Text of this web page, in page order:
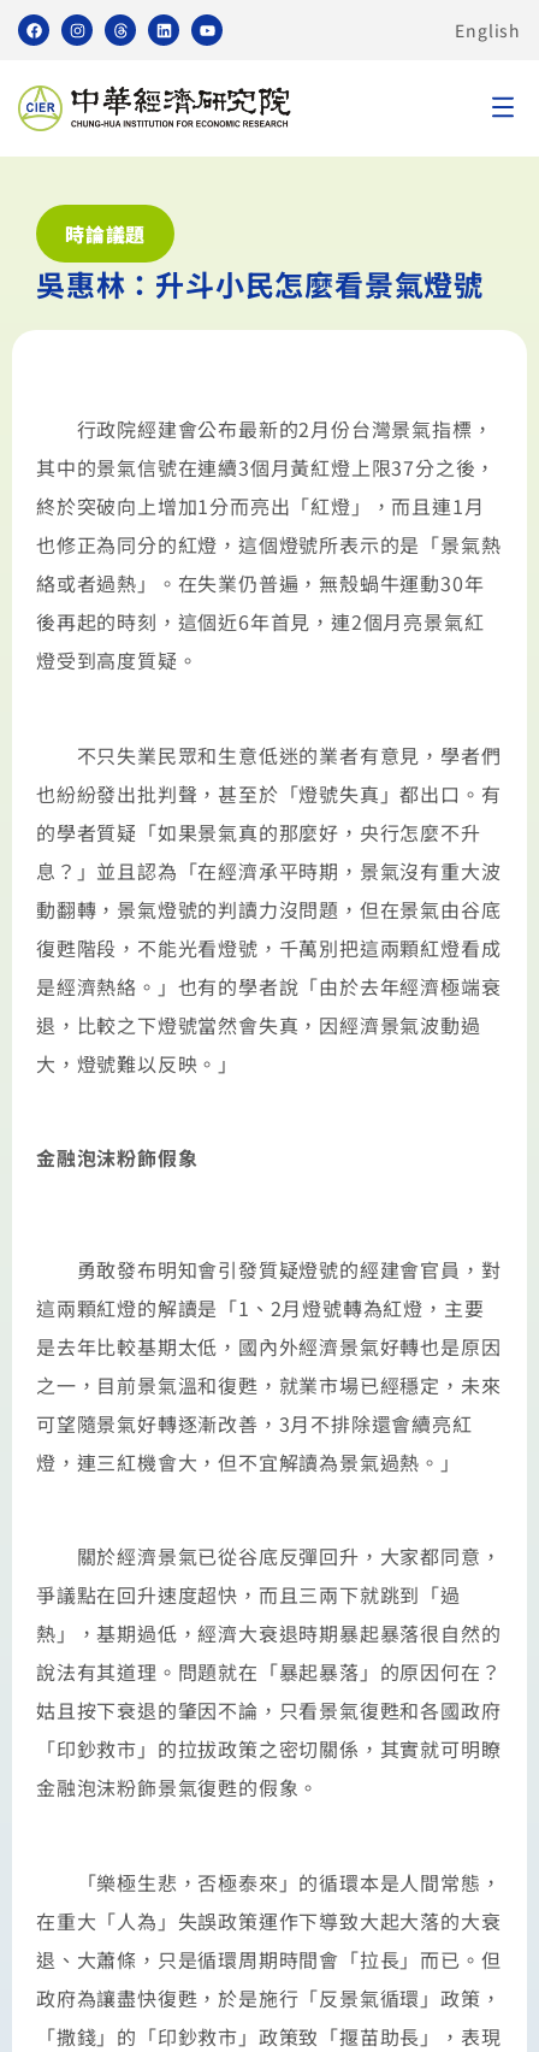
English
時論議題
吳惠林：升斗小民怎麼看景氣燈號
行政院經建會公布最新的2月份台灣景氣指標，
其中的景氣信號在連續3個月黃紅燈上限37分之後，
終於突破向上增加1分而亮出「紅燈」，而且連1月
也修正為同分的紅燈，這個燈號所表示的是「景氣熱
絡或者過熱」。在失業仍普遍，無殼蝸牛運動30年
後再起的時刻，這個近6年首見，連2個月亮景氣紅
燈受到高度質疑。
不只失業民眾和生意低迷的業者有意見，學者們
也紛紛發出批判聲，甚至於「燈號失真」都出口。有
的學者質疑「如果景氣真的那麼好，央行怎麼不升
息？」並且認為「在經濟承平時期，景氣沒有重大波
動翻轉，景氣燈號的判讀力沒問題，但在景氣由谷底
復甦階段，不能光看燈號，千萬別把這兩顆紅燈看成
是經濟熱絡。」也有的學者說「由於去年經濟極端衰
退，比較之下燈號當然會失真，因經濟景氣波動過
大，燈號難以反映。」
金融泡沫粉飾假象
勇敢發布明知會引發質疑燈號的經建會官員，對
這兩顆紅燈的解讀是「1、2月燈號轉為紅燈，主要
是去年比較基期太低，國內外經濟景氣好轉也是原因
之一，目前景氣溫和復甦，就業市場已經穩定，未來
可望隨景氣好轉逐漸改善，3月不排除還會續亮紅
燈，連三紅機會大，但不宜解讀為景氣過熱。」
關於經濟景氣已從谷底反彈回升，大家都同意，
爭議點在回升速度超快，而且三兩下就跳到「過
熱」，基期過低，經濟大衰退時期暴起暴落很自然的
說法有其道理。問題就在「暴起暴落」的原因何在？
姑且按下衰退的肇因不論，只看景氣復甦和各國政府
「印鈔救市」的拉拔政策之密切關係，其實就可明瞭
金融泡沫粉飾景氣復甦的假象。
「樂極生悲，否極泰來」的循環本是人間常態，
在重大「人為」失誤政策運作下導致大起大落的大衰
退、大蕭條，只是循環周期時間會「拉長」而已。但
政府為讓盡快復甦，於是施行「反景氣循環」政策，
「撒錢」的「印鈔救市」政策致「揠苗助長」，表現